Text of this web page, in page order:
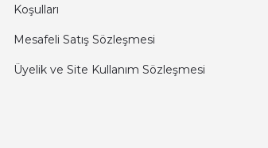
Koşulları
Mesafeli Satış Sözleşmesi
Üyelik ve Site Kullanım Sözleşmesi